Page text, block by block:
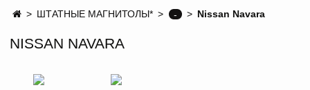
ШТАТНЫЕ МАГНИТОЛЫ* - Nissan Navara
NISSAN NAVARA